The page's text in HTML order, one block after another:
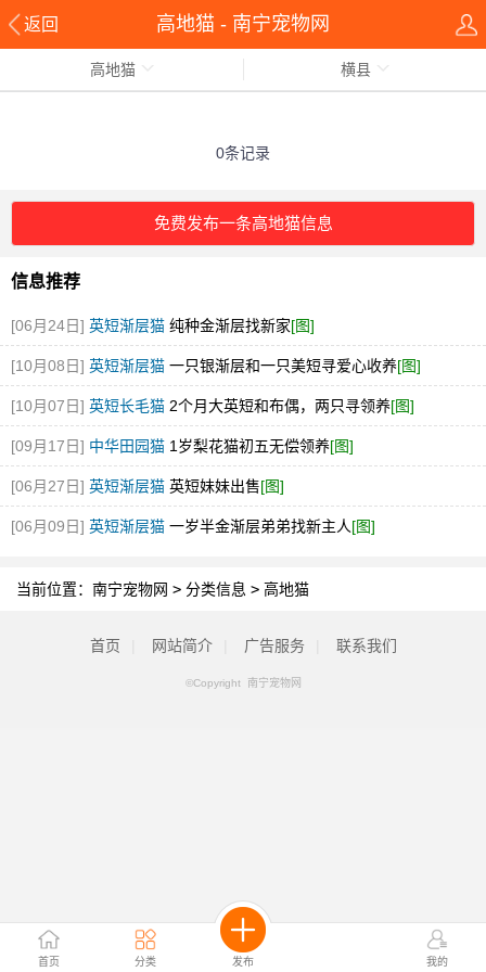
返回 高地猫 - 南宁宠物网
首页 分类 发布 我的
高地猫 横县
0条记录
免费发布一条高地猫信息
信息推荐
[06月24日] 英短渐层猫 纯种金渐层找新家[图]
[10月08日] 英短渐层猫 一只银渐层和一只美短寻爱心收养[图]
[10月07日] 英短长毛猫 2个月大英短和布偶，两只寻领养[图]
[09月17日] 中华田园猫 1岁梨花猫初五无偿领养[图]
[06月27日] 英短渐层猫 英短妹妹出售[图]
[06月09日] 英短渐层猫 一岁半金渐层弟弟找新主人[图]
当前位置： 南宁宠物网 > 分类信息 > 高地猫
首页 网站简介 广告服务 联系我们
©Copyright 南宁宠物网